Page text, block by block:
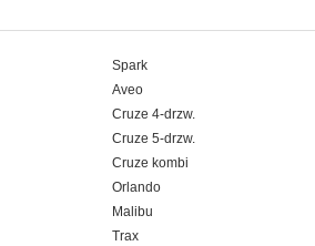
Spark
Aveo
Cruze 4-drzw.
Cruze 5-drzw.
Cruze kombi
Orlando
Malibu
Trax